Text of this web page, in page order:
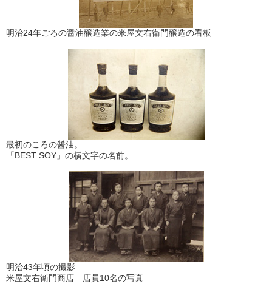
明治24年ごろの醤油醸造業の米屋文右衛門醸造の看板
最初のころの醤油。
「BEST SOY」の横文字の名前。
明治43年頃の撮影
米屋文右衛門商店 店員10名の写真